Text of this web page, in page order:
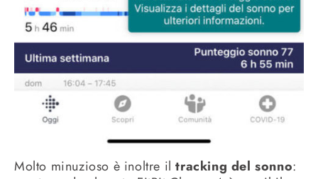
Molto minuzioso è inoltre iltracking del sonno: